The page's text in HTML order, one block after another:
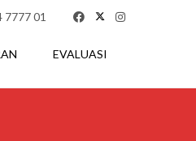
7777 01
EVALUASI